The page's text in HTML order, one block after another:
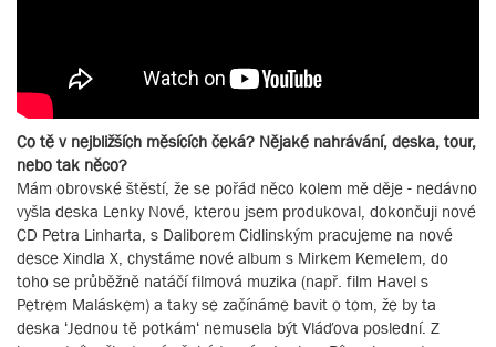
Co tě v nejbližších měsících čeká? Nějaké nahrávání, deska, tour,
nebo tak něco?
Mám obrovské štěstí, že se pořád něco kolem mě děje - nedávno
vyšla deska Lenky Nové, kterou jsem produkoval, dokončuji nové
CD Petra Linharta, s Daliborem Cidlinským pracujeme na nové
desce Xindla X, chystáme nové album s Mirkem Kemelem, do
toho se průběžně natáčí filmová muzika (např. film Havel s
Petrem Maláskem) a taky se začínáme bavit o tom, že by ta
deska ‘Jednou tě potkám‘ nemusela být Vláďova poslední. Z